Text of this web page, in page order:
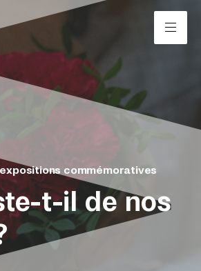
t-il de nos
commémoratives